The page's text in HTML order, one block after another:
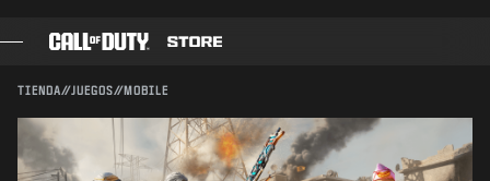
JUEGOS
PASE DE BATALLA
TIENDA//JUEGOS//MOBILE